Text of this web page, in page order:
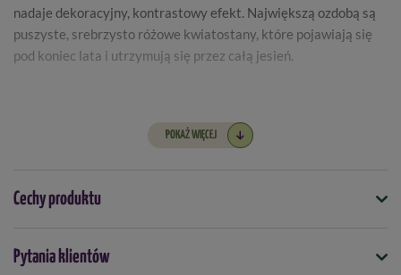
nadaje dekoracyjny, kontrastowy efekt. Największą ozdobą są
puszyste, srebrzysto różowe kwiatostany, które pojawiają się
pod koniec lata i utrzymują się przez całą jesień.
Miscanthus Sinensis Strictus
Kształt -źdźbła
POKAŻ WIĘCEJ
Cechy produktu
Symbol
5904826820086
Pytania klientów